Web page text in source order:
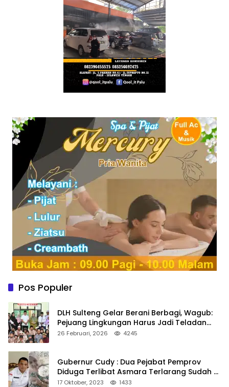
Pos Populer
DLH Sulteng Gelar Berani Berbagi, Wagub:
Pejuang Lingkungan Harus Jadi Teladan
Kepedulian
26 Februari, 2026 4245
Gubernur Cudy : Dua Pejabat Pemprov
Diduga Terlibat Asmara Terlarang Sudah di
Non Job
17 Oktober, 2023 1433